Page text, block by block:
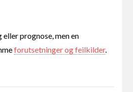
prognose, men en
forutsetninger og feilkilder.